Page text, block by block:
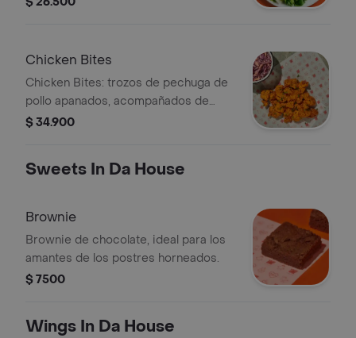
Chicken Bites
Chicken Bites: trozos de pechuga de
pollo apanados, acompañados de
salsa y topping a elección.
$ 34.900
Sweets In Da House
Brownie
Brownie de chocolate, ideal para los
amantes de los postres horneados.
$ 7500
Wings In Da House